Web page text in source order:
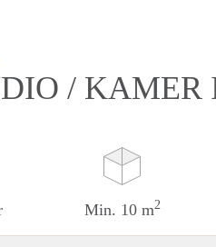
/ KAMER
Min. 10 m2